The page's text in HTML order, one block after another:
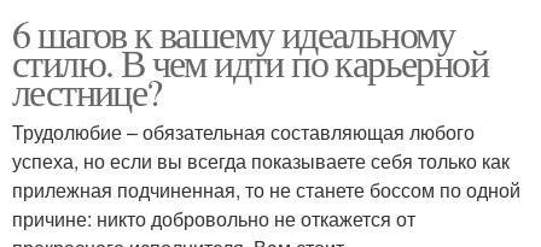
6 шагов к вашему идеальному
стилю. В чем идти по карьерной
лестнице?
Трудолюбие – обязательная составляющая любого
успеха, но если вы всегда показываете себя только как
прилежная подчиненная, то не станете боссом по одной
причине: никто добровольно не откажется от